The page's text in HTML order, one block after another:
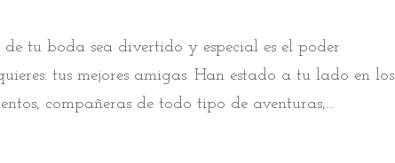
tu boda sea divertido y especial es el poder
tus mejores amigas. Han estado a tu lado en los
compañeras de todo tipo de aventuras,...